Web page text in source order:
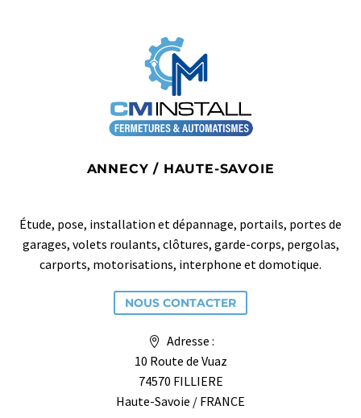
ANNECY / HAUTE-SAVOIE
Étude, pose, installation et dépannage, portails, portes de
garages, volets roulants, clôtures, garde-corps, pergolas,
carports, motorisations, interphone et domotique.
NOUS CONTACTER
Adresse :
10 Route de Vuaz
74570 FILLIERE
Haute-Savoie / FRANCE